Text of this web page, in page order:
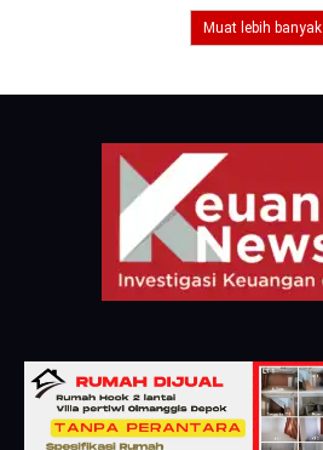
Muat lebih banyak